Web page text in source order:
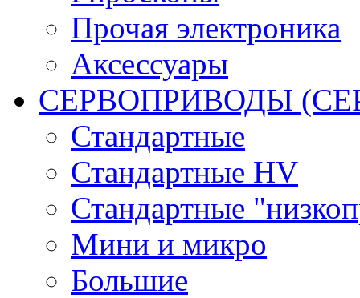
Прочая электроника
Аксессуары
СЕРВОПРИВОДЫ
Стандартные
Стандартные HV
Стандартные
Мини и микро
Большие